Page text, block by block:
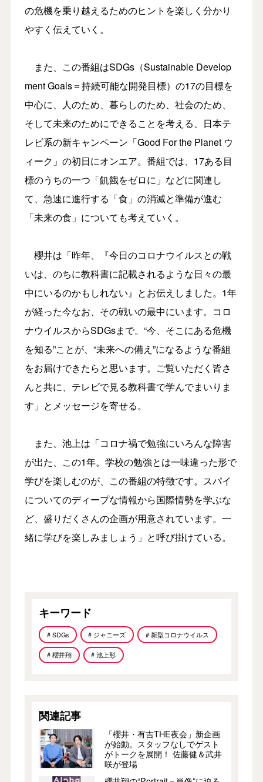
の危機を乗り越えるためのヒントを楽しく分かり
やすく伝えていく。
また、この番組はSDGs（Sustainable Develop
ment Goals＝持続可能な開発目標）の17の目標を
中心に、人のため、暮らしのため、社会のため、
そして未来のためにできることを考える、日本テ
レビ系の新キャンペーン「Good For the Planet ウ
ィーク」の初日にオンエア。番組では、17ある目
標のうちの一つ「飢餓をゼロに」などに関連し
て、急速に進行する「食」の消滅と準備が進む
「未来の食」についても考えていく。
櫻井は「昨年、『今日のコロナウイルスとの戦
いは、のちに教科書に記載されるような日々の最
中にいるのかもしれない』とお伝えしました。1年
が経った今なお、その戦いの最中にいます。コロ
ナウイルスからSDGsまで。“今、そこにある危機
を知る”ことが、“未来への備え”になるような番組
をお届けできたらと思います。ご覧いただく皆さ
んと共に、テレビで見る教科書で学んでまいりま
す」とメッセージを寄せる。
また、池上は「コロナ禍で勉強にいろんな障害
が出た、この1年。学校の勉強とは一味違った形で
学びを楽しむのが、この番組の特徴です。スパイ
についてのディープな情報から国際情勢を学ぶな
ど、盛りだくさんの企画が用意されています。一
緒に学びを楽しみましょう」と呼び掛けている。
キーワード
# SDGs # ジャニーズ # 新型コロナウイルス
# 櫻井翔 # 池上彰
関連記事
「櫻井・有吉THE夜会」新企画
が始動。スタッフなしでゲスト
がトークを展開！ 佐藤健＆武井
咲が登場